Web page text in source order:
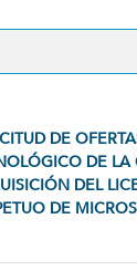
DE
DE LA
DEL
DE